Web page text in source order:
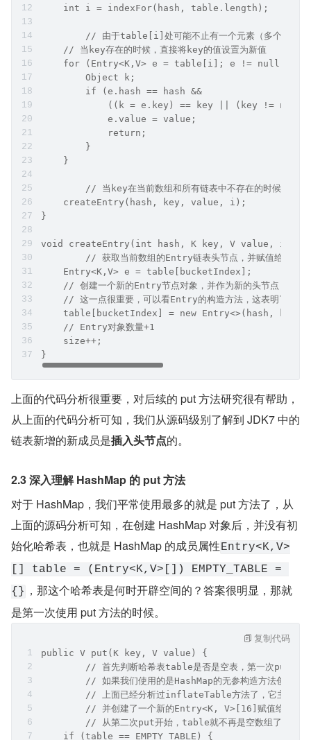
    int i = indexFor(hash, table.length);
// 由于table[i]处可能不止有一个元素（多个会形
    // 当key存在的时候，直接将key的值设置为新值
for (Entry<K,V> e = table[i]; e != null; e =
        Object k;
        if (e.hash == hash &&
((k = e.key) == key || (key != null
            e.value = value;
            return;
        }
    }
// 当key在当前数组和所有链表中不存在的时候，就
    createEntry(hash, key, value, i);
}
void createEntry(int hash, K key, V value, int
// 获取当前数组的Entry链表头节点，并赋值给
    Entry<K,V> e = table[bucketIndex];
// 创建一个新的Entry节点对象，并作为新的头节点，将老
// 这一点很重要，可以看Entry的构造方法，这表明了JDK7
table[bucketIndex] = new Entry<>(hash, key,
    // Entry对象数量+1
    size++;
}
上面的代码分析很重要，对后续的 put 方法研究很有帮助，
从上面的代码分析可知，我们从源码级别了解到 JDK7 中的
链表新增的新成员是插入头节点的。
2.3 深入理解 HashMap 的 put 方法
对于 HashMap，我们平常使用最多的就是 put 方法了，从
上面的源码分析可知，在创建 HashMap 对象后，并没有初
始化哈希表，也就是 HashMap 的成员属性 Entry<K,V>
[] table = (Entry<K,V>[]) EMPTY_TABLE =
{} ，那这个哈希表是何时开辟空间的？答案很明显，那就
是第一次使用 put 方法的时候。
public V put(K key, V value) {
// 首先判断哈希表table是否是空表，第一次put的
// 如果我们使用的是HashMap的无参构造方法创建
// 上面已经分析过inflateTable方法了，它主要
// 并创建了一个新的Entry<K, V>[16]赋值给了
	// 从第二次put开始，table就不再是空数组了
    if (table == EMPTY_TABLE) {
复制代码